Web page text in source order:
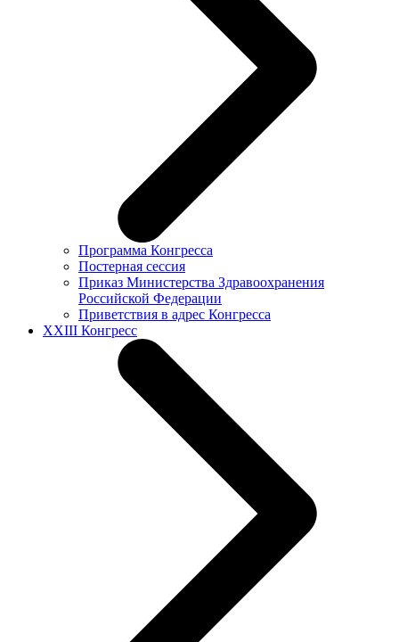
Программа Конгресса
Постерная сессия
Приказ Министерства Здравоохранения
Российской Федерации
Приветствия в адрес Конгресса
XXIII Конгресс